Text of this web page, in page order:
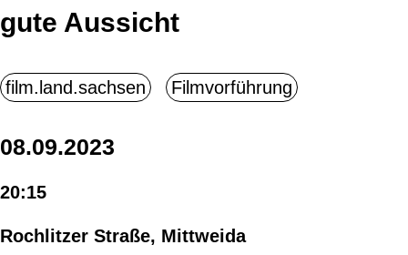
gute Aussicht
08.09.2023
20:15
Rochlitzer Straße, Mittweida